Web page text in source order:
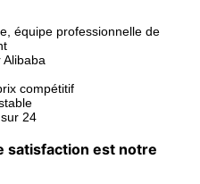
équipe professionnelle de
Alibaba
compétitif
24
satisfaction est notre